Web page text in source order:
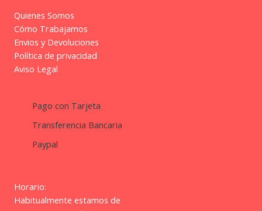
Quienes Somos
Cómo Trabajamos
Envios y Devoluciones
Política de privacidad
Aviso Legal
Pago con Tarjeta
Transferencia Bancaria
Paypal
Horario:
Habitualmente estamos de